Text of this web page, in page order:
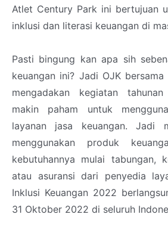
Atlet Century Park ini bertujuan
inklusi dan literasi keuangan di
Pasti bingung kan apa sih
keuangan ini? Jadi OJK
mengadakan kegiatan
makin paham untuk
layanan jasa keuangan. Jadi
menggunakan produk
kebutuhannya mulai tabungan,
atau asuransi dari penyedia
Inklusi Keuangan 2022
31 Oktober 2022 di seluruh